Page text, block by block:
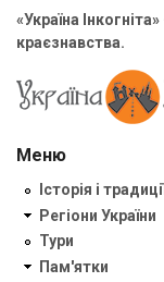
«Україна
краєзнавства.
Меню
Історія і
Регіони України
Тури
Пам'ятки